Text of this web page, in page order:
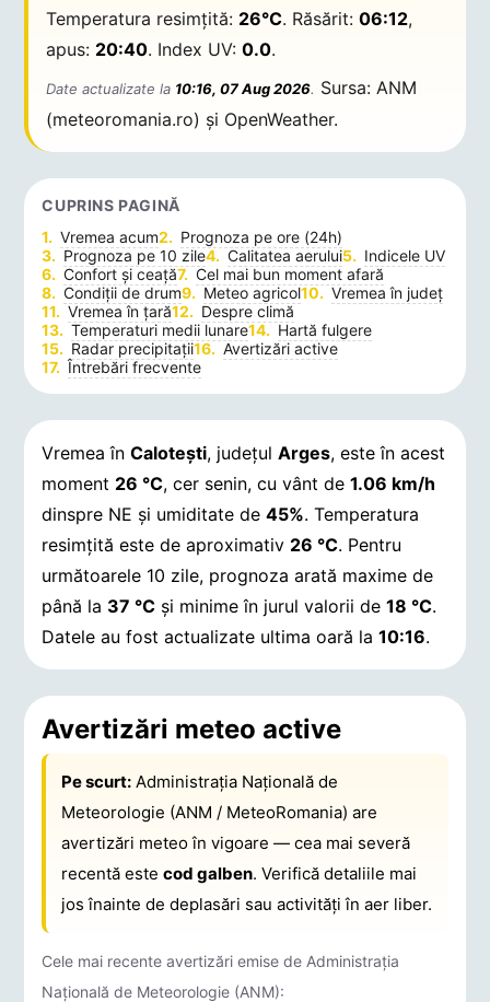
Temperatura resimțită: 26°C. Răsărit:06:12,
apus: 20:40. Index UV:0.0.
Date actualizate la 10:16, 07 Aug 2026. Sursa: ANM
(meteoromania.ro) și OpenWeather.
CUPRINS PAGINĂ
Vremea acum
Prognoza pe ore (24h)
Prognoza pe 10 zile
Calitatea aerului
Indicele UV
Confort și ceață
Cel mai bun moment afară
Condiții de drum
Meteo agricol
Vremea în județ
Vremea în țară
Despre climă
Temperaturi medii lunare
Hartă fulgere
Radar precipitații
Avertizări active
Întrebări frecvente
Vremea înCaloteşti, județulArges, este în acest
moment 26 °C, cer senin, cu vânt de1.06 km/h
dinspre NE și umiditate de45%. Temperatura
resimțită este de aproximativ 26 °C. Pentru
următoarele 10 zile, prognoza arată maxime de
până la 37 °C și minime în jurul valorii de18 °C.
Datele au fost actualizate ultima oară la10:16.
Avertizări meteo active
Pe scurt: Administrația Națională de
Meteorologie (ANM / MeteoRomania) are
avertizări meteo în vigoare — cea mai severă
recentă estecod galben. Verifică detaliile mai
jos înainte de deplasări sau activități în aer liber.
Cele mai recente avertizări emise de Administrația
Națională de Meteorologie (ANM):